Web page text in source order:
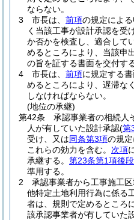
ならない。
3
市長は、 前項の規定によ
く当該工事が設計承認を受
か否かを検査し、適合して
めるところにより、当該申
の旨を証する書面を交付す
4
市長は、 前項に規定する
めるところにより、遅滞な
しなければならない。
(地位の承継)
第42条
承認事業者の相続人
人が有していた設計承認(第
受け、又は同条第3項の規定
これらの効力を含む。 次項
承継する。 第23条第1項後段
準用する。
2
承認事業者から工事施工
他特定土地利用行為に係る
者は、規則で定めるところ
該承認事業者が有していた